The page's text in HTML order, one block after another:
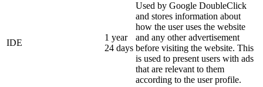
IDE
1 year
24 days
Used by Google DoubleClick
and stores information about
how the user uses the website
and any other advertisement
before visiting the website. This
is used to present users with ads
that are relevant to them
according to the user profile.